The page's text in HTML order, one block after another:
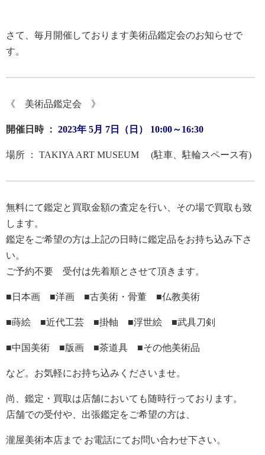
さて、毎月開催しております美術品鑑定会のお知らせで
す。
《 美術品鑑定会 》
開催日時 ： 2023年 5月 7日（日） 10:00～16:30
場所 ： TAKIYA ART MUSEUM (駐車、駐輪スペース有)
無料にて鑑定と買取金額の査定を行い、その場で買取も致
します。
鑑定をご希望の方は上記の日時に鑑定品をお持ち込み下さ
い。
ご予約不要 受付は先着順とさせて頂きます。
■日本画 ■洋画 ■古美術・骨董 ■仏教美術
■蒔絵 ■近代工芸 ■掛軸 ■浮世絵 ■武具刀剣
■中国美術 ■版画 ■茶道具 ■その他美術品
など。お気軽にお持ち込みくださいませ。
尚、鑑定・買取は店舗においても随時行っております。
店舗での受付や、出張鑑定をご希望の方は、
瀧屋美術本店まで お電話にてお問い合わせ下さい。